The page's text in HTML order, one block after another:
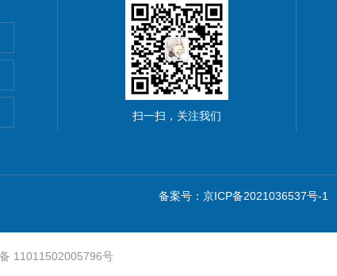
扫一扫，关注我们
备案号：京ICP备2021036537号-1
11011502005796号